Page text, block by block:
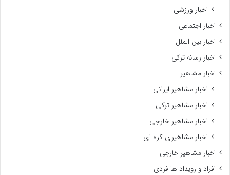
اخبار ورزشی
اخبار اجتماعی
اخبار بین الملل
اخبار رسانه ترکی
اخبار مشاهیر
اخبار مشاهیر ایرانی
اخبار مشاهیر ترکی
اخبار مشاهیر خارجی
اخبار مشاهیری کره ای
اخبار مشاهیر خارجی
افراد و رویداد ها فردی